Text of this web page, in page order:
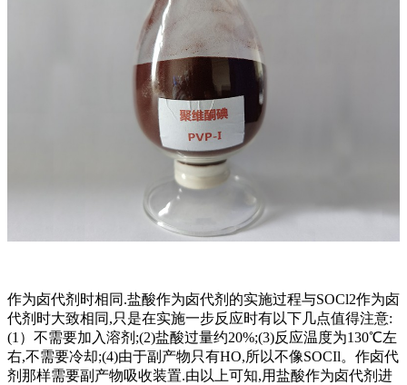
作为卤代剂时相同.盐酸作为卤代剂的实施过程与SOCl2作为卤
代剂时大致相同,只是在实施一步反应时有以下几点值得注意:
(1）不需要加入溶剂;(2)盐酸过量约20%;(3)反应温度为130℃左
右,不需要冷却;(4)由于副产物只有HO,所以不像SOCIl。作卤代
剂那样需要副产物吸收装置.由以上可知,用盐酸作为卤代剂进